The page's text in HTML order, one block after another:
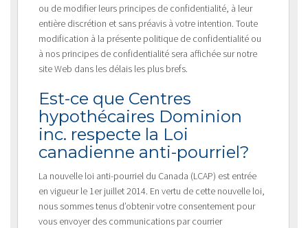
ou de modifier leurs principes de confidentialité, à leur
entière discrétion et sans préavis à votre intention. Toute
modification à la présente politique de confidentialité ou
à nos principes de confidentialité sera affichée sur notre
site Web dans les délais les plus brefs.
Est-ce que Centres
hypothécaires Dominion
inc. respecte la Loi
canadienne anti-pourriel?
La nouvelle loi anti-pourriel du Canada (LCAP) est entrée
en vigueur le 1er juillet 2014. En vertu de cette nouvelle loi,
nous sommes tenus d’obtenir votre consentement pour
vous envoyer des communications par courrier